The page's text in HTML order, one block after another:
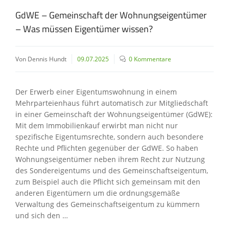
GdWE – Gemeinschaft der Wohnungseigentümer
– Was müssen Eigentümer wissen?
Von Dennis Hundt 09.07.2025 0 Kommentare
Der Erwerb einer Eigentumswohnung in einem
Mehrparteienhaus führt automatisch zur Mitgliedschaft
in einer Gemeinschaft der Wohnungseigentümer (GdWE):
Mit dem Immobilienkauf erwirbt man nicht nur
spezifische Eigentumsrechte, sondern auch besondere
Rechte und Pflichten gegenüber der GdWE. So haben
Wohnungseigentümer neben ihrem Recht zur Nutzung
des Sondereigentums und des Gemeinschaftseigentum,
zum Beispiel auch die Pflicht sich gemeinsam mit den
anderen Eigentümern um die ordnungsgemäße
Verwaltung des Gemeinschaftseigentum zu kümmern
und sich den …